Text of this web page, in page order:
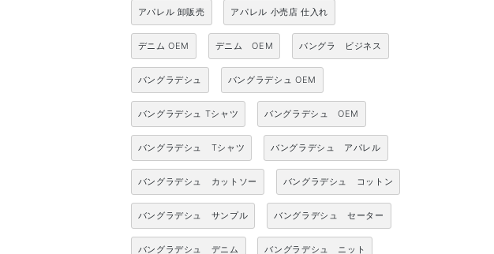
アパレル 卸販売 アパレル 小売店 仕入れ
デニム OEM デニム OEM バングラ ビジネス
バングラデシュ バングラデシュ OEM
バングラデシュ Tシャツ バングラデシュ OEM
バングラデシュ Tシャツ バングラデシュ アパレル
バングラデシュ カットソー バングラデシュ コットン
バングラデシュ サンプル バングラデシュ セーター
バングラデシュ デニム バングラデシュ ニット